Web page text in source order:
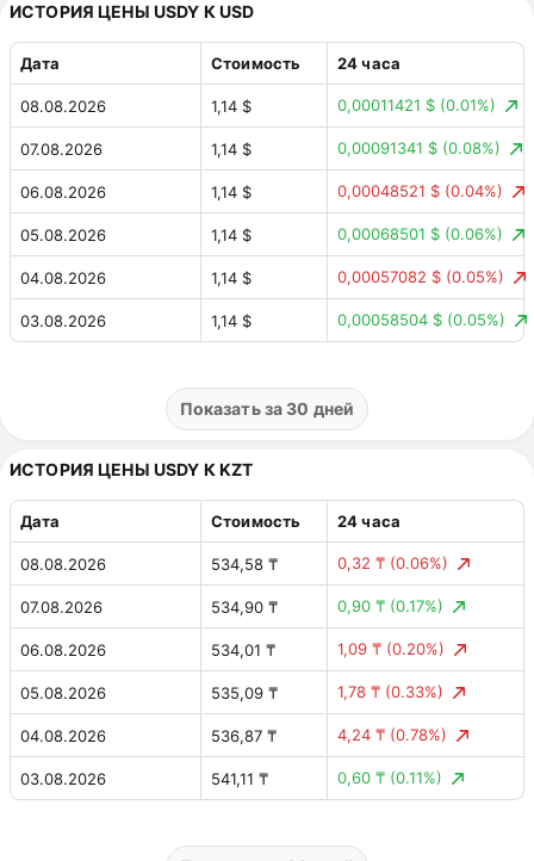
ИСТОРИЯ ЦЕНЫ USDY К USD
Дата Стоимость 24 часа
08.08.2026 1,14 $ 0,00011421 $ (0.01%)
07.08.2026 1,14 $ 0,00091341 $ (0.08%)
06.08.2026 1,14 $ 0,00048521 $ (0.04%)
05.08.2026 1,14 $ 0,00068501 $ (0.06%)
04.08.2026 1,14 $ 0,00057082 $ (0.05%)
03.08.2026 1,14 $ 0,00058504 $ (0.05%)
1,14 $ 0,00011412 $
29.07.2026 0,00035711 $
1,14 $ 0,00 $ (0.00%)
1,14 $ 0,00011397 $ (0.01%)
1,14 $ 0,00068515 $ (0.06%)
1,14 $ 0,00068515 $ (0.06%)
1,14 $ 0,0001998 $ (0.02%)
1,14 $ 0,00116965 $ (0.10%)
Показать за 30 дней
ИСТОРИЯ ЦЕНЫ USDY К KZT
Дата Стоимость 24 часа
08.08.2026 534,58 ₸ 0,32 ₸ (0.06%)
07.08.2026 534,90 ₸ 0,90 ₸ (0.17%)
06.08.2026 534,01 ₸ 1,09 ₸ (0.20%)
05.08.2026 535,09 ₸ 1,78 ₸ (0.33%)
04.08.2026 536,87 ₸ 4,24 ₸ (0.78%)
03.08.2026 541,11 ₸ 0,60 ₸ (0.11%)